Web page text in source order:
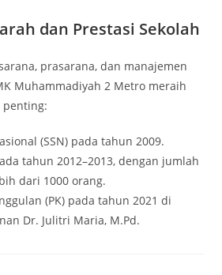
dan Prestasi Sekolah
prasarana, dan manajemen
Muhammadiyah 2 Metro meraih
penting:
(SSN) pada tahun 2009.
tahun 2012–2013, dengan jumlah
dari 1000 orang.
(PK) pada tahun 2021 di
Dr. Julitri Maria, M.Pd.